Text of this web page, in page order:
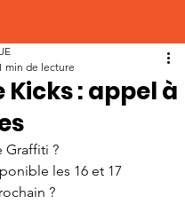
Kicks : appel à
min de lecture
Graffiti ?
les 16 et 17
?